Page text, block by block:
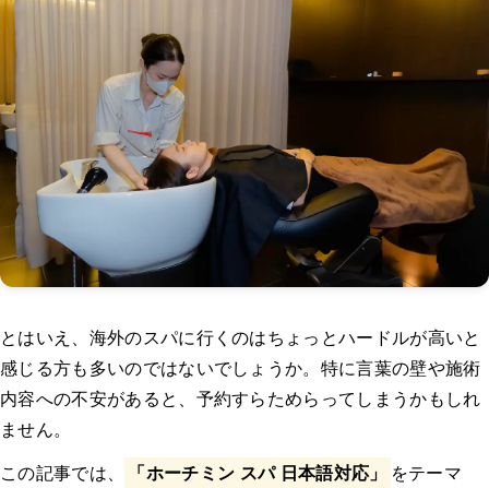
とはいえ、海外のスパに行くのはちょっとハードルが高いと
感じる方も多いのではないでしょうか。特に言葉の壁や施術
内容への不安があると、予約すらためらってしまうかもしれ
ません。
この記事では、
「ホーチミン スパ 日本語対応」 をテーマ